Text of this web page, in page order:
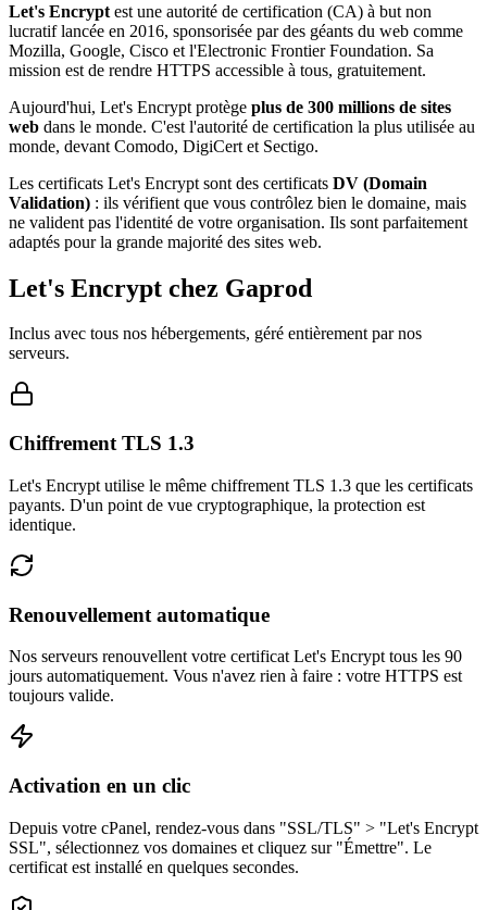
Let's Encrypt est une autorité de certification (CA) à but non
lucratif lancée en 2016, sponsorisée par des géants du web comme
Mozilla, Google, Cisco et l'Electronic Frontier Foundation. Sa
mission est de rendre HTTPS accessible à tous, gratuitement.
Aujourd'hui, Let's Encrypt protège plus de 300 millions de sites
web dans le monde. C'est l'autorité de certification la plus utilisée au
monde, devant Comodo, DigiCert et Sectigo.
Les certificats Let's Encrypt sont des certificats DV (Domain
Validation) : ils vérifient que vous contrôlez bien le domaine, mais
ne valident pas l'identité de votre organisation. Ils sont parfaitement
adaptés pour la grande majorité des sites web.
Let's Encrypt chez Gaprod
Inclus avec tous nos hébergements, géré entièrement par nos
serveurs.
Chiffrement TLS 1.3
Let's Encrypt utilise le même chiffrement TLS 1.3 que les certificats
payants. D'un point de vue cryptographique, la protection est
identique.
Renouvellement automatique
Nos serveurs renouvellent votre certificat Let's Encrypt tous les 90
jours automatiquement. Vous n'avez rien à faire : votre HTTPS est
toujours valide.
Activation en un clic
Depuis votre cPanel, rendez-vous dans "SSL/TLS" > "Let's Encrypt
SSL", sélectionnez vos domaines et cliquez sur "Émettre". Le
certificat est installé en quelques secondes.